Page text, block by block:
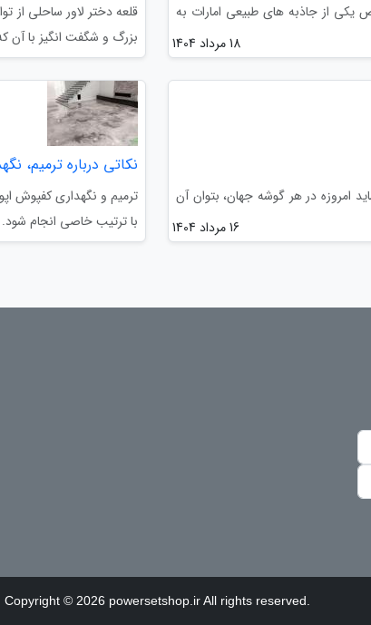
از جاذبه های طبیعی امارات به
18 مرداد 1404
قلعه دختر لاور ساحلی از
بزرگ و شگفت انگیز با
امروزه در هر گوشه جهان، بتوان آن
16 مرداد 1404
نکاتی درباره ترمیم،
ترمیم و نگهداری کفپوش
با ترتیب خاصی انجام
Copyright © 2026 powersetshop.ir All rights reserved.